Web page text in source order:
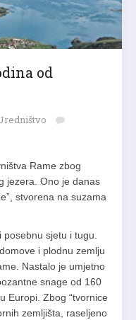
od
Rame zbog
jezera. Ono je danas
stvorena na suzama
sjetu i tugu.
i plodnu zemlju
Nastalo je umjetno
snage od 160
Europi. Zbog “tvornice
zemljišta, raseljeno